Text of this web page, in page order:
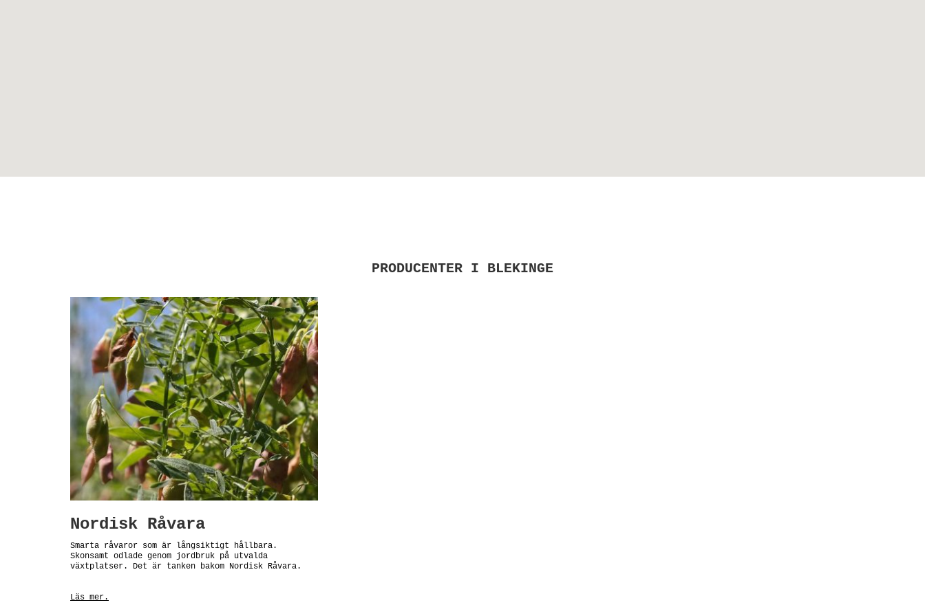
PRODUCENTER I BLEKINGE
Nordisk Råvara
Smarta råvaror som är långsiktigt hållbara.
Skonsamt odlade genom jordbruk på utvalda
växtplatser. Det är tanken bakom Nordisk Råvara.
Läs mer.